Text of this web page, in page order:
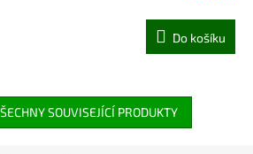
Do košíku
SOUVISEJÍCÍ PRODUKTY